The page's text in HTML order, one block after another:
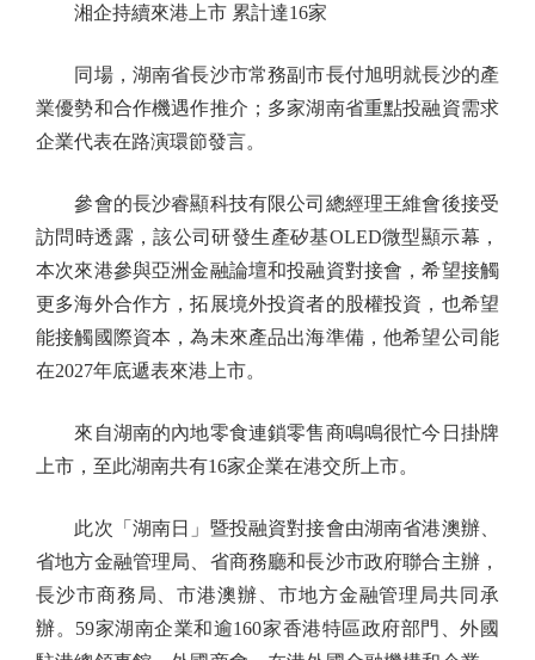
湘企持續來港上市 累計達16家
同場，湖南省長沙市常務副市長付旭明就長沙的產
業優勢和合作機遇作推介；多家湖南省重點投融資需求
企業代表在路演環節發言。
參會的長沙睿顯科技有限公司總經理王維會後接受
訪問時透露，該公司研發生產矽基OLED微型顯示幕，
本次來港參與亞洲金融論壇和投融資對接會，希望接觸
更多海外合作方，拓展境外投資者的股權投資，也希望
能接觸國際資本，為未來產品出海準備，他希望公司能
在2027年底遞表來港上市。
來自湖南的內地零食連鎖零售商鳴鳴很忙今日掛牌
上市，至此湖南共有16家企業在港交所上市。
此次「湖南日」暨投融資對接會由湖南省港澳辦、
省地方金融管理局、省商務廳和長沙市政府聯合主辦，
長沙市商務局、市港澳辦、市地方金融管理局共同承
辦。59家湖南企業和逾160家香港特區政府部門、外國